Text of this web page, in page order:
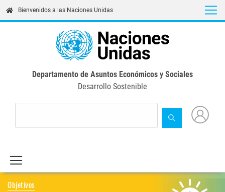
content
Bienvenidos a las Naciones Unidas
Departamento de Asuntos Económicos y Sociales
Desarrollo Sostenible
Objetivos